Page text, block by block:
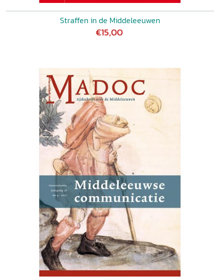
Straffen in de Middeleeuwen
€15,00